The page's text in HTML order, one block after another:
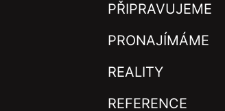
PŘIPRAVUJEME
PRONAJÍMÁME
REALITY
REFERENCE